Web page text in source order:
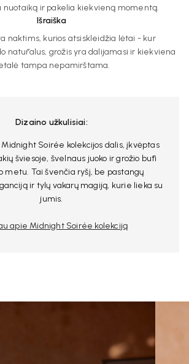
nuotaiką ir pakelia kiekvieną momentą.
Išraiška
naktims, kurios atsiskleidžia lėtai - kur
natūralus, grožis yra dalijamasi ir kiekviena
tampa nepamirštama.
Dizaino užkulisiai:
Soirée kolekcijos dalis, įkvėptas
šviesoje, švelnaus juoko ir grožio būti
metu. Tai švenčia ryšį, be pastangų
ir tylų vakarų magiją, kurie lieka su
jumis.
apie Midnight Soirée kolekciją